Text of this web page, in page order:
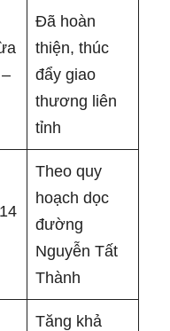
Đã hoàn
thiện, thúc
đẩy giao
thương liên
tỉnh
Theo quy
hoạch dọc
đường
Nguyễn Tất
Thành
Tăng khả